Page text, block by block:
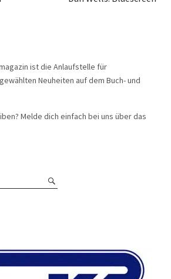
ist die Anlaufstelle für
Neuheiten auf dem Buch- und
Melde dich einfach bei uns über das